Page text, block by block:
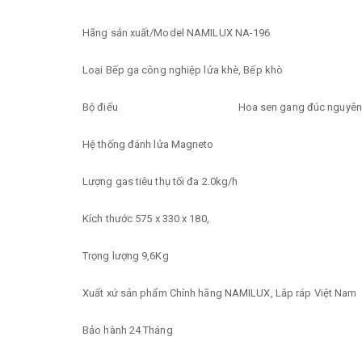
Hãng sản xuất/Model NAMILUX NA-196
Loại Bếp ga công nghiệp lửa khè, Bếp khò
Bộ điếu Hoa sen gang đúc nguyên
Hệ thống đánh lửa Magneto
Lượng gas tiêu thụ tối đa 2.0kg/h
Kích thước 575 x 330 x 180,
Trọng lượng 9,6Kg
Xuất xứ sản phẩm Chính hãng NAMILUX, Lắp ráp Việt Nam
Bảo hành 24 Tháng